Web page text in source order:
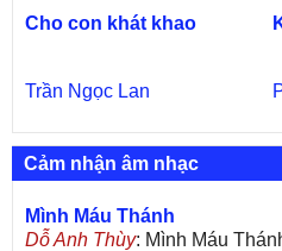
Cho con khát khao
Trần Ngọc Lan
Cảm nhận âm nhạc
Mình Máu Thánh
Dỗ Anh Thùy: Mình Máu